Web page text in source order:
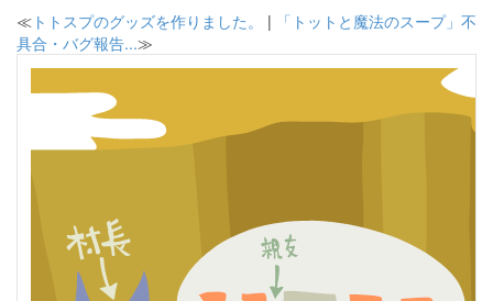
≪ トトスプのグッズを作りました。 |
「トットと魔法のスープ」不
具合・バグ報告...≫